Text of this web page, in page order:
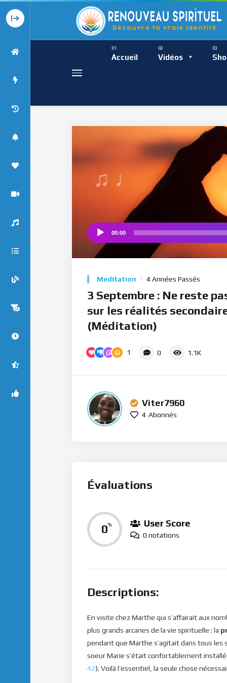
Accueil Vidéos
Présence
Présence
♩
Audio
Player
00:00
Méditation 4 Années Passés
3 Septembre : Ne reste
sur les réalités
(Méditation)
1 0 1.1K
Viter7960
4 Abonnés
Évaluations
0% User Score
0 notations
Descriptions:
En visite chez Marthe qui s’affairait aux
plus grands arcanes de la vie spirituelle : la
pendant que Marthe s’agitait dans tous les
soeur Marie s’était confortablement
42). Voilà l’essentiel, la seule chose